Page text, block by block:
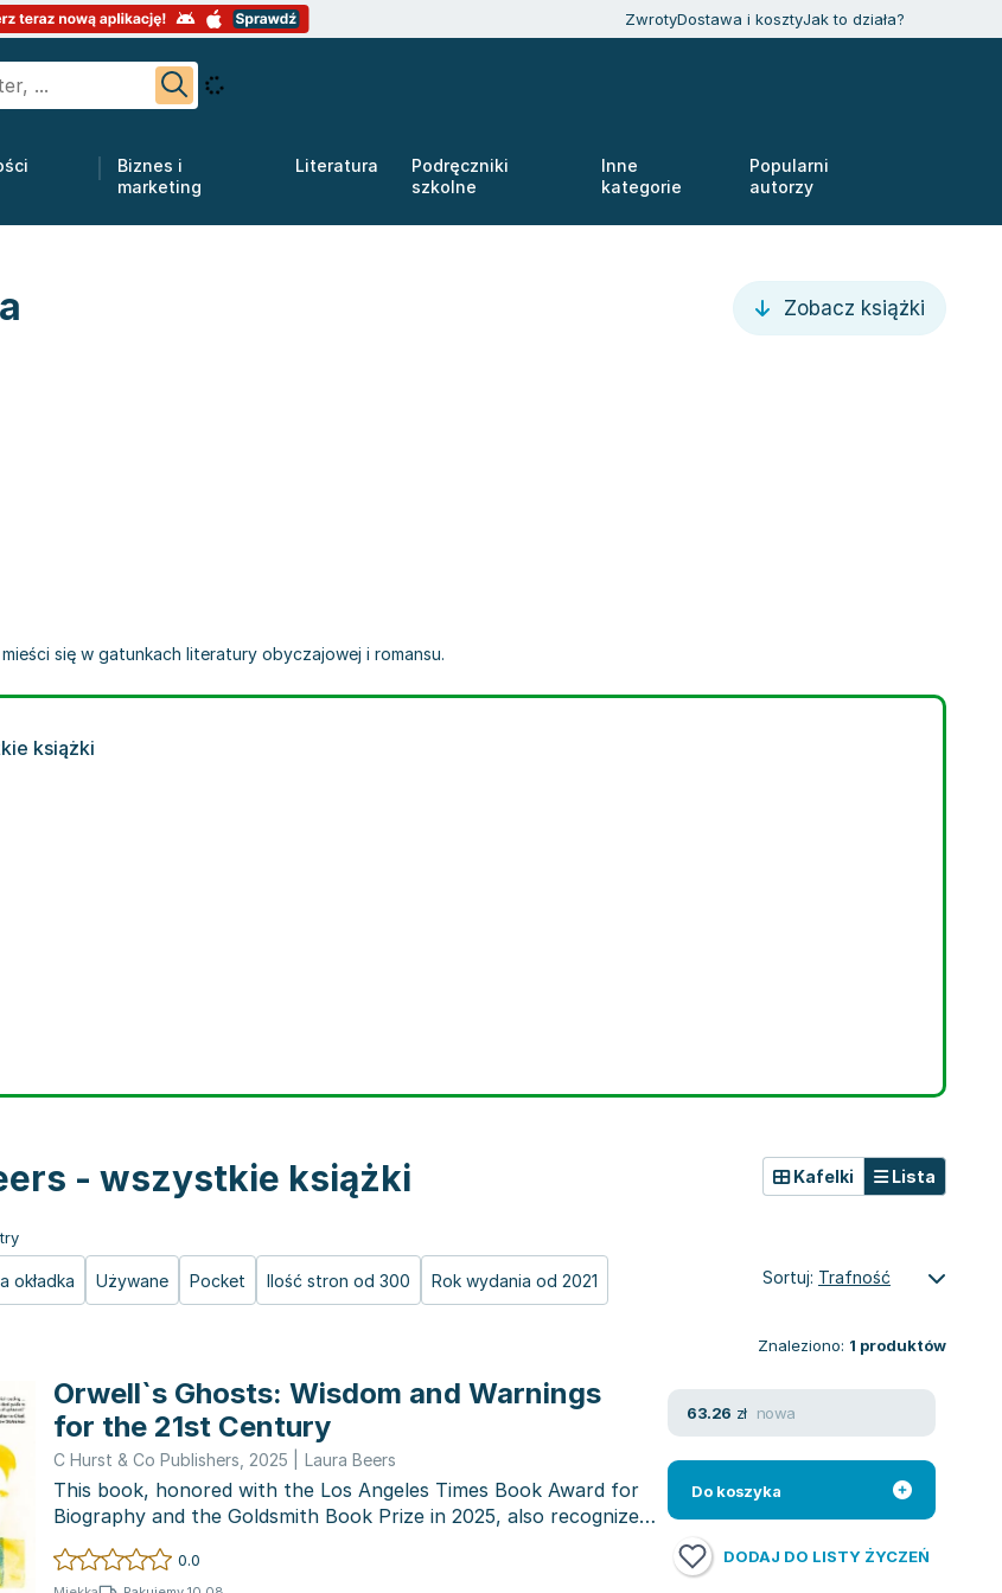
ZwrotyDostawa i kosztyJak to działa?
Biznes i
marketing
Literatura
Podręczniki
szkolne
Inne
kategorie
Popularni
autorzy
Zobacz książki
się w gatunkach literatury obyczajowej i romansu.
książki
- wszystkie książki
okładka Używane Pocket Ilość stron od 300 Rok wydania od 2021
Kafelki Lista
Sortuj: Trafność
Znaleziono: 1 produktów
Orwell`s Ghosts: Wisdom and Warnings
for the 21st Century
C Hurst & Co Publishers 2025 Laura Beers
This book, honored with the Los Angeles Times Book Award for
Biography and the Goldsmith Book Prize in 2025, also recognized
as on...
0.0
63.26 zł nowa
Do koszyka
DODAJ DO LISTY ŻYCZEŃ